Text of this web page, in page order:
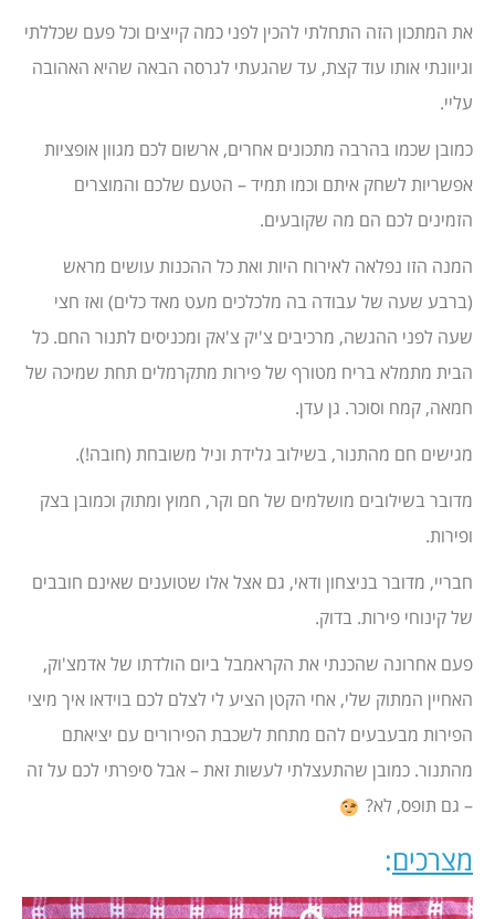
את המתכון הזה התחלתי להכין לפני כמה קייצים וכל פעם שכללתי
וגיוונתי אותו עוד קצת, עד שהגעתי לגרסה הבאה שהיא האהובה
עליי.
כמובן שכמו בהרבה מתכונים אחרים, ארשום לכם מגוון אופציות
אפשריות לשחק איתם וכמו תמיד – הטעם שלכם והמוצרים
הזמינים לכם הם מה שקובעים.
המנה הזו נפלאה לאירוח היות ואת כל ההכנות עושים מראש
(ברבע שעה של עבודה בה מלכלכים מעט מאד כלים) ואז חצי
שעה לפני ההגשה, מרכיבים צ'יק צ'אק ומכניסים לתנור החם. כל
הבית מתמלא בריח מטורף של פירות מתקרמלים תחת שמיכה של
חמאה, קמח וסוכר. גן עדן.
מגישים חם מהתנור, בשילוב גלידת וניל משובחת (חובה!).
מדובר בשילובים מושלמים של חם וקר, חמוץ ומתוק וכמובן בצק
ופירות.
חבריי, מדובר בניצחון ודאי, גם אצל אלו שטוענים שאינם חובבים
של קינוחי פירות. בדוק.
פעם אחרונה שהכנתי את הקראמבל ביום הולדתו של אדמצ'וק,
האחיין המתוק שלי, אחי הקטן הציע לי לצלם לכם בוידאו איך מיצי
הפירות מבעבעים להם מתחת לשכבת הפירורים עם יציאתם
מהתנור. כמובן שהתעצלתי לעשות זאת – אבל סיפרתי לכם על זה
– גם תופס, לא?
מצרכים: